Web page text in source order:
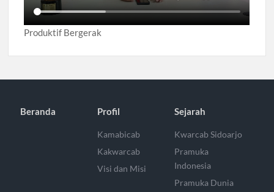
Produktif Bergerak
Beranda Profil
Kamabicab
Kakwarcab
Visi dan Misi
Sejarah
Kwarcab Sidoarjo
Pramuka
Indonesia
Pramuka Dunia